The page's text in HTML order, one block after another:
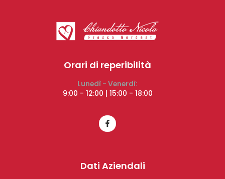
Orari di reperibilità
Lunedì - Venerdì:
9:00 - 12:00 | 15:00 - 18:00
Dati Aziendali